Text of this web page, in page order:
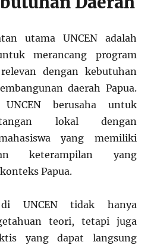
utama UNCEN adalah
merancang program
dengan kebutuhan
daerah Papua.
berusaha untuk
lokal dengan
yang memiliki
keterampilan yang
Papua.
UNCEN tidak hanya
teori, tetapi juga
yang dapat langsung